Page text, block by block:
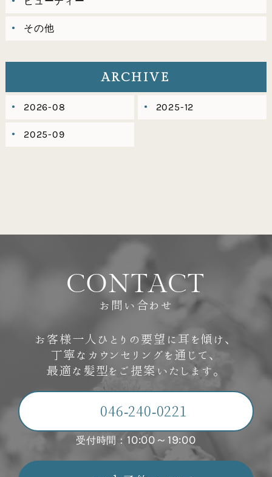
その他
ARCHIVE
2026-08 2025-12
2025-09
CONTACT
お問い合わせ
お客様一人ひとりの要望に耳を傾け、
丁寧なカウンセリングを通じて、
最適な髪型をご提案いたします。
046-240-0221
受付時間： 10:00～19:00